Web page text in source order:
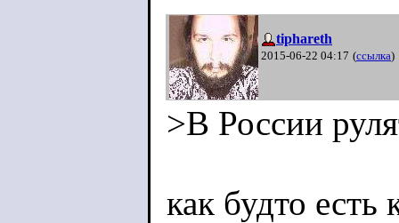
tiphareth
2015-06-22 04:17 (ссылка)
>В России
как будто есть